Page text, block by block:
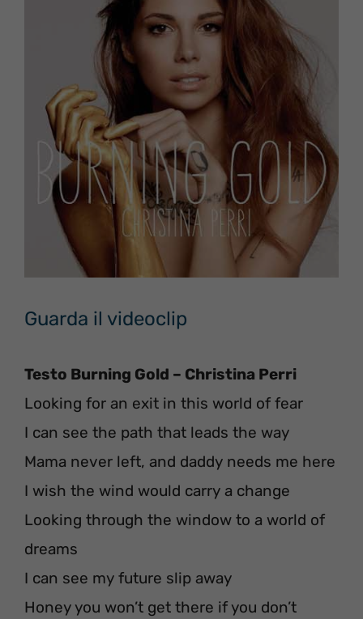
Guarda il videoclip
Testo Burning Gold – Christina Perri
Looking for an exit in this world of fear
I can see the path that leads the way
Mama never left, and daddy needs me here
I wish the wind would carry a change
Looking through the window to a world of
dreams
I can see my future slip away
Honey you won’t get there if you don’t